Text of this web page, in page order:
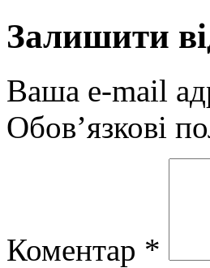
Залишити
Ваша e-mail
Обов’язкові
Коментар *